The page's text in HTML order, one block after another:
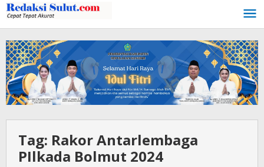
Lewati
ke
konten
Tag: Rakor Antarlembaga
PIlkada Bolmut 2024